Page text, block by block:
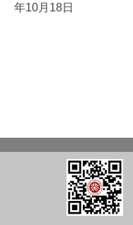
年10月 18日